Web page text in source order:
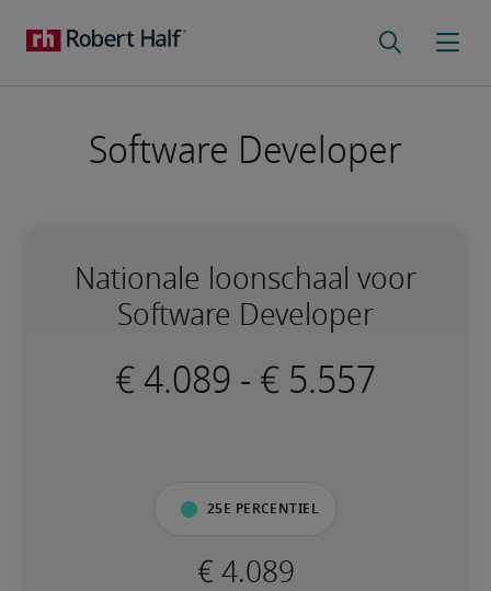
Software Developer
Nationale loonschaal voor
Software Developer
-
25e percentiel